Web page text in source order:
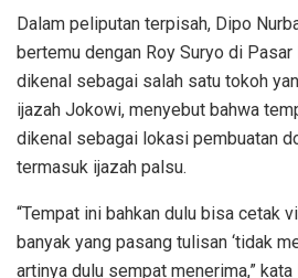
Dalam peliputan terpisah, Dipo
bertemu dengan Roy Suryo di Pasar
dikenal sebagai salah satu tokoh
ijazah Jokowi, menyebut bahwa
dikenal sebagai lokasi pembuatan
termasuk ijazah palsu.
“Tempat ini bahkan dulu bisa cetak
banyak yang pasang tulisan ‘tidak
artinya dulu sempat menerima,” kata